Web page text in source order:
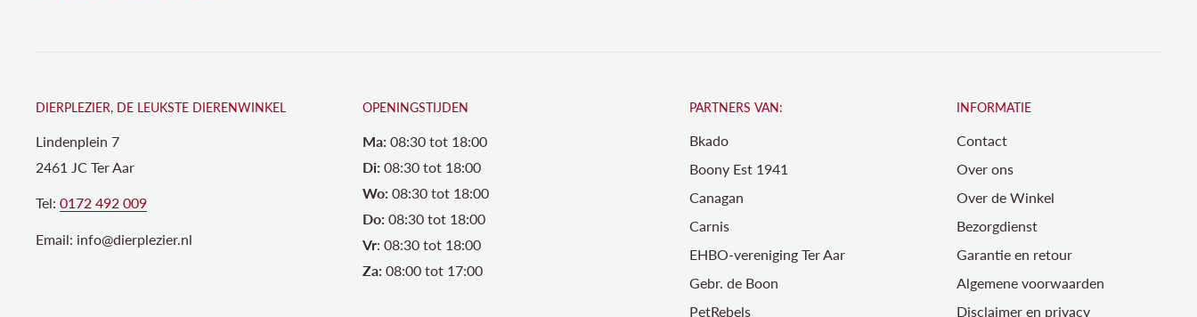
DIERPLEZIER, DE LEUKSTE DIERENWINKEL
Lindenplein 7
2461 JC Ter Aar
Tel: 0172 492 009
Email: info@dierplezier.nl
OPENINGSTIJDEN
Ma: 08:30 tot 18:00
Di: 08:30 tot 18:00
Wo: 08:30 tot 18:00
Do: 08:30 tot 18:00
Vr: 08:30 tot 18:00
Za: 08:00 tot 17:00
PARTNERS VAN:
Bkado
Boony Est 1941
Canagan
Carnis
EHBO-vereniging Ter Aar
Gebr. de Boon
PetRebels
INFORMATIE
Contact
Over ons
Over de Winkel
Bezorgdienst
Garantie en retour
Algemene voorwaarden
Disclaimer en privacy